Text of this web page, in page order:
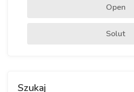
Open
Solut
Szukaj